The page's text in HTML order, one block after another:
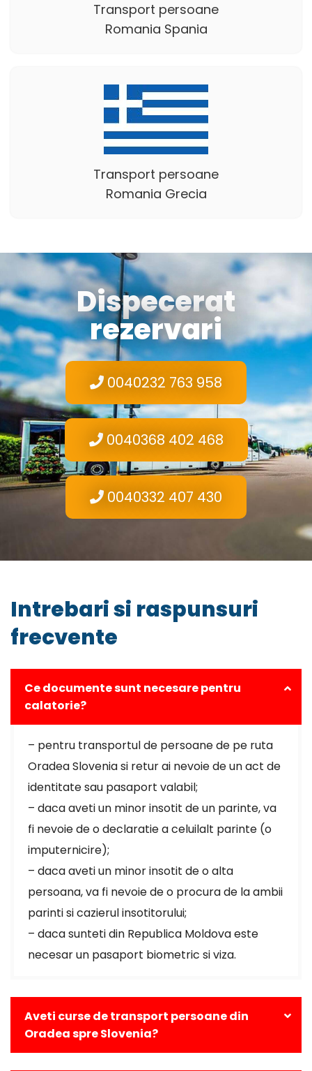
Transport persoane
Romania Spania
Transport persoane
Romania Grecia
Dispecerat
rezervari
0040232 763 958
0040368 402 468
0040332 407 430
Intrebari si raspunsuri
frecvente
Ce documente sunt necesare pentru
calatorie?
– pentru transportul de persoane de pe ruta
Oradea Slovenia si retur ai nevoie de un act de
identitate sau pasaport valabil;
– daca aveti un minor insotit de un parinte, va
fi nevoie de o declaratie a celuilalt parinte (o
imputernicire);
– daca aveti un minor insotit de o alta
persoana, va fi nevoie de o procura de la ambii
parinti si cazierul insotitorului;
– daca sunteti din Republica Moldova este
necesar un pasaport biometric si viza.
Aveti curse de transport persoane din
Oradea spre Slovenia?